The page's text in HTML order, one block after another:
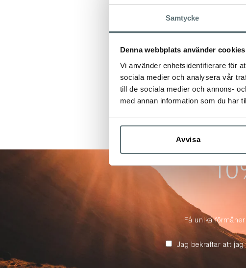
Samtycke
Denna webbplats använder cookies
Vi använder enhetsidentifierare för
sociala medier och analysera vår
till de sociala medier och annons-
med annan information som du har
Avvisa
Få unika
Jag bekräftar att